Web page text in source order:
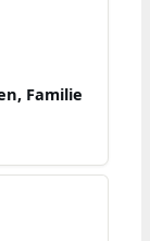
Familie